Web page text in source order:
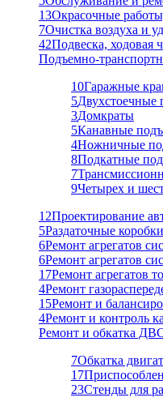
13Окрасочные
7Очистка воздуха и
42Подвеска, ходовая
Подъемно-
10Гаражные
5Двухстоечные
3Домкраты
5Канавные
4Ножничные
8Подкатные
7
9Четырех и
12Проектирование
5Раздаточные
6Ремонт агрегатов
6Ремонт агрегатов
17Ремонт агрегатов
4Ремонт
15Ремонт и
4Ремонт и контроль
Ремонт и обкатка
7Обкатка
17
23Стенды для